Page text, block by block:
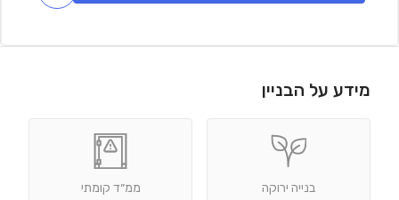
מידע על הבניין
בנייה ירוקה ממ״ד קומתי